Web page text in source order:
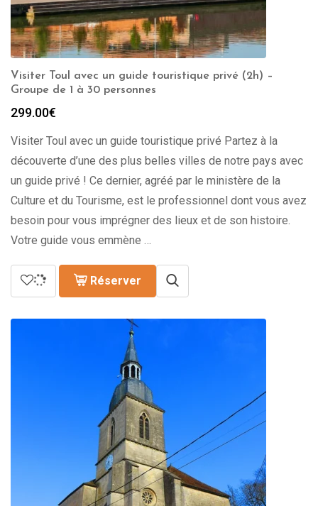
Visiter Toul avec un guide touristique privé (2h) –
Groupe de 1 à 30 personnes
299.00€
Visiter Toul avec un guide touristique privé Partez à la
découverte d’une des plus belles villes de notre pays avec
un guide privé ! Ce dernier, agréé par le ministère de la
Culture et du Tourisme, est le professionnel dont vous avez
besoin pour vous imprégner des lieux et de son histoire.
Votre guide vous emmène …
Réserver